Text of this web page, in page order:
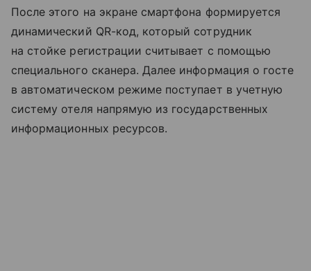
После этого на экране смартфона формируется
динамический QR-код, который сотрудник
на стойке регистрации считывает с помощью
специального сканера. Далее информация о госте
в автоматическом режиме поступает в учетную
систему отеля напрямую из государственных
информационных ресурсов.